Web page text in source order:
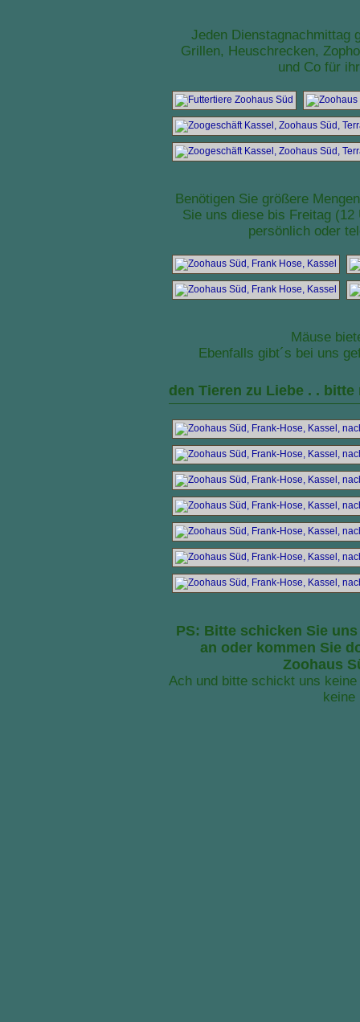
Jeden Dienstagnachmittag
Grillen, Heuschrecken,
und Co für
Benötigen Sie größere
Sie uns diese bis Freitag
persönlich oder
Mäuse
Ebenfalls gibt´s bei uns
den Tieren zu Liebe . .
PS: Bitte schicken Sie
an oder kommen Sie
Zoohaus
Ach und bitte schickt uns
keine